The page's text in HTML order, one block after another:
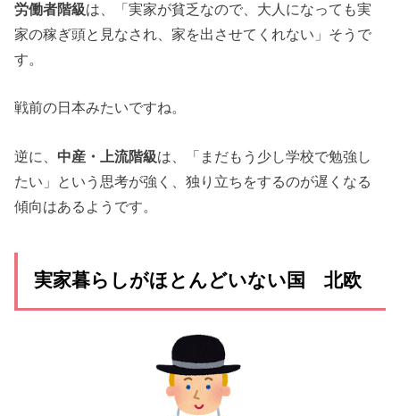
労働者階級は、「実家が貧乏なので、大人になっても実
家の稼ぎ頭と見なされ、家を出させてくれない」そうで
す。
戦前の日本みたいですね。
逆に、 中産・上流階級は、「まだもう少し学校で勉強し
たい」という思考が強く、独り立ちをするのが遅くなる
傾向はあるようです。
実家暮らしがほとんどいない国 北欧